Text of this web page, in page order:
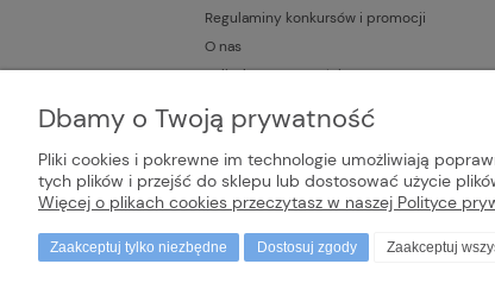
Regulaminy konkursów i promocji
O nas
Polityka Prywatności
Dbamy o Twoją prywatność
Pliki cookies i pokrewne im technologie umożliwiają
tych plików i przejść do sklepu lub dostosować użycie
Więcej o plikach cookies przeczytasz w naszej Polityce
Zaakceptuj tylko niezbędne Dostosuj zgody Zaakceptuj